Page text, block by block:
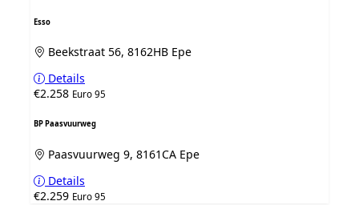
Esso
Beekstraat 56, 8162HB Epe
Details
€2.258 Euro 95
BP Paasvuurweg
Paasvuurweg 9, 8161CA Epe
Details
€2.259 Euro 95